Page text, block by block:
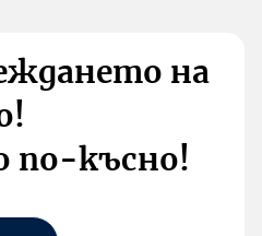
на
по-късно!